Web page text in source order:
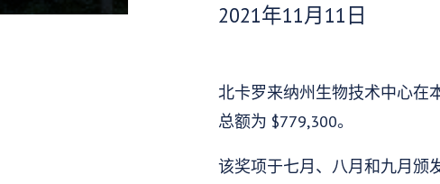
发布日期：
2021年11月11日
北卡罗来纳州生物技术中心在
总额为 $779,300。
该奖项于七月、八月和九月颁